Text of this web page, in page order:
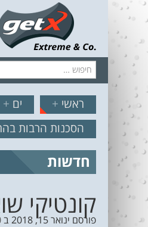
חיפוש
תפריט
דלג לתוכן
ראשי + ים +
הסכנות הרבות
חדשות
קונטיקי שואג – היום ה
פורסם ינואר 15, 2018 ב